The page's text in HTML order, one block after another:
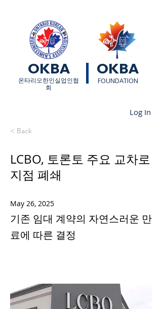
OKBA OKBA
​온타리오한인실업인협
회
FOUNDATION
Log In
< Back
LCBO, 토론토 주요 교차로
지점 폐쇄
May 26, 2025
기존 임대 계약의 자연스러운 만
료에 따른 결정